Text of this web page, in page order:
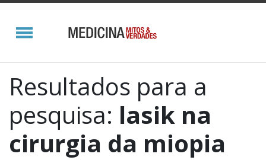
Resultados para a
pesquisa: lasik na
cirurgia da miopia